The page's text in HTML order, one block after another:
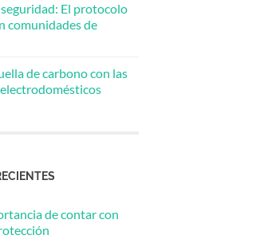
El protocolo
comunidades de
de carbono con las
de contar con